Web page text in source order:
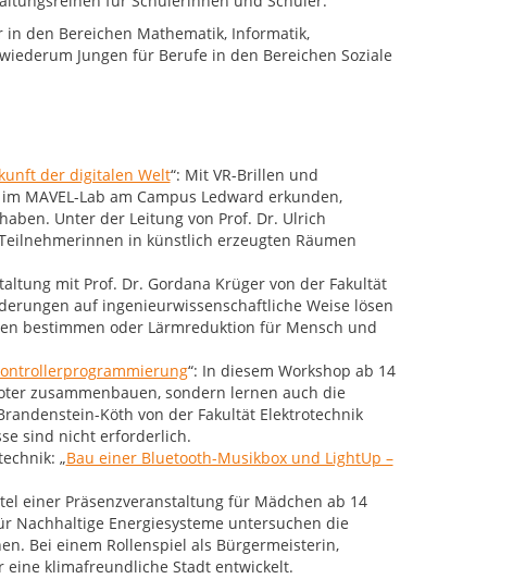
in den Bereichen Mathematik, Informatik,
Jungen für Berufe in den Bereichen Soziale
der digitalen Welt“: Mit VR-Brillen und
MAVEL-Lab am Campus Ledward erkunden,
Unter der Leitung von Prof. Dr. Ulrich
in künstlich erzeugten Räumen
mit Prof. Dr. Gordana Krüger von der Fakultät
auf ingenieurwissenschaftliche Weise lösen
bestimmen oder Lärmreduktion für Mensch und
“: In diesem Workshop ab 14
zusammenbauen, sondern lernen auch die
Köth von der Fakultät Elektrotechnik
sind nicht erforderlich.
„Bau einer Bluetooth-Musikbox und LightUp –
einer Präsenzveranstaltung für Mädchen ab 14
Nachhaltige Energiesysteme untersuchen die
Bei einem Rollenspiel als Bürgermeisterin,
klimafreundliche Stadt entwickelt.